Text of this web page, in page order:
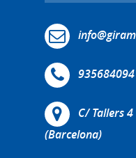
935684094
C/ Tallers
(Barcelona)